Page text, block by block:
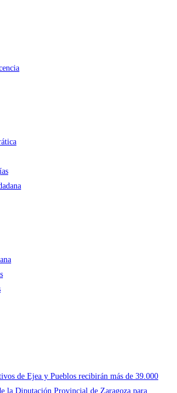
de Ejea y Pueblos recibirán más de 39.000
la Diputación Provincial de Zaragoza para